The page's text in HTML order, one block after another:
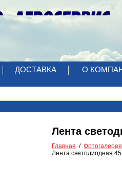
ДОСТАВКА О
Лента
Главная
Фотогалерея
Лента светодиодная